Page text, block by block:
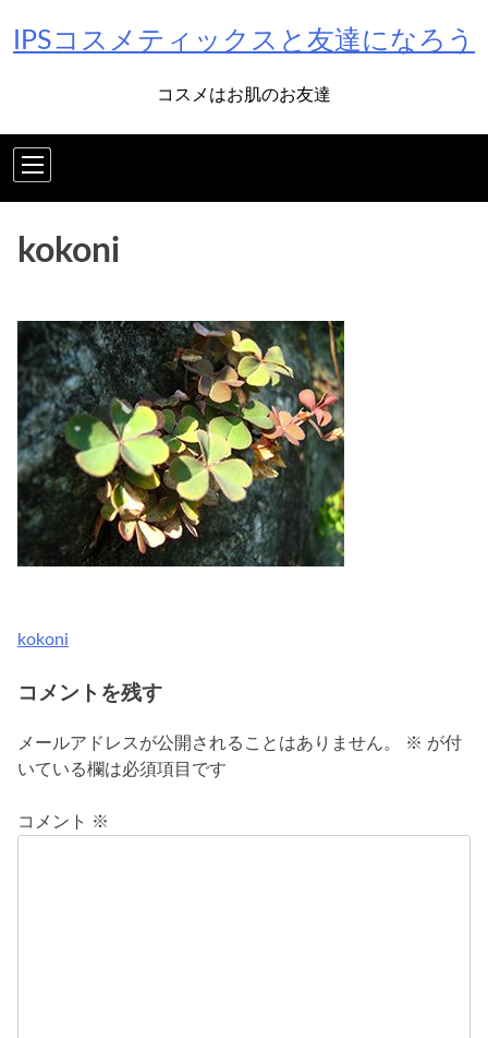
IPSコスメティックスと友達になろう
コスメはお肌のお友達
kokoni
投
稿
ビ
ー
kokoni
コメントを残す
メールアドレスが公開されることはありません。 ※ が付
いている欄は必須項目です
コメント ※